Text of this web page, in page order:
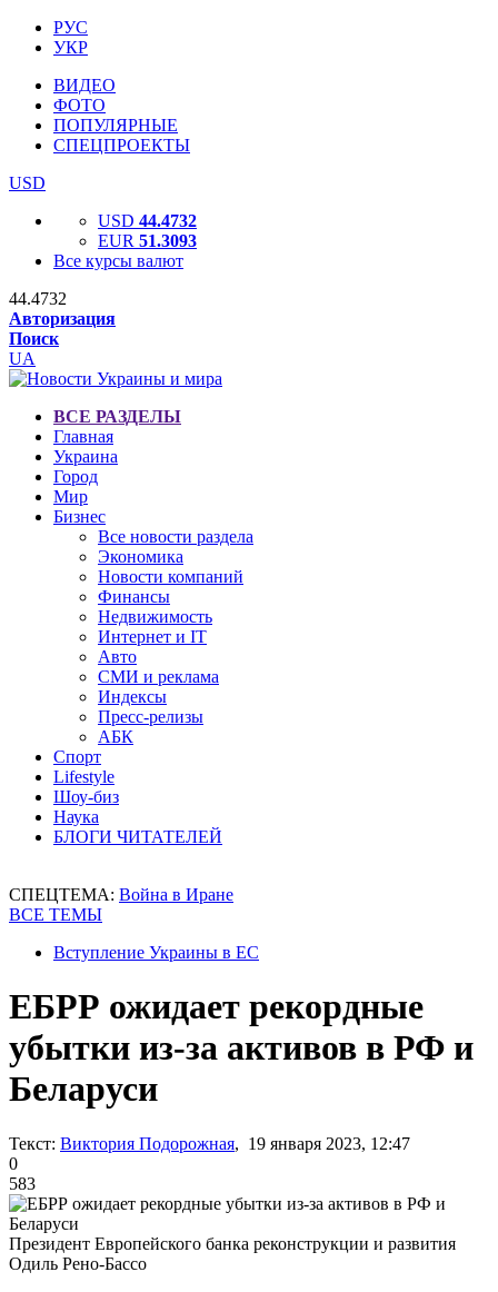
РУС
УКР
ВИДЕО
ФОТО
ПОПУЛЯРНЫЕ
СПЕЦПРОЕКТЫ
USD
USD 44.4732
EUR 51.3093
Все курсы валют
44.4732
Авторизация
Поиск
UA
ВСЕ РАЗДЕЛЫ
Главная
Украина
Город
Мир
Бизнес
Все новости раздела
Экономика
Новости компаний
Финансы
Недвижимость
Интернет и IT
Авто
СМИ и реклама
Индексы
Пресс-релизы
АБК
Спорт
Lifestyle
Шоу-биз
Наука
БЛОГИ ЧИТАТЕЛЕЙ
СПЕЦТЕМА: Война в Иране
ВСЕ ТЕМЫ
Вступление Украины в ЕС
ЕБРР ожидает рекордные
убытки из-за активов в РФ и
Беларуси
Текст: Виктория Подорожная, 19 января 2023, 12:47
0
583
Президент Европейского банка реконструкции и развития
Одиль Рено-Бассо